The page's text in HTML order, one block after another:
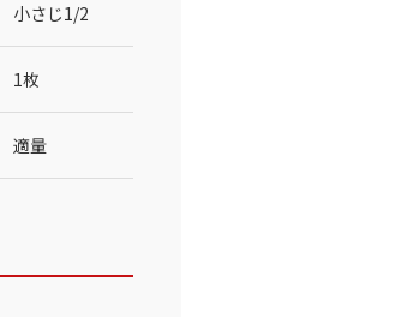
小さじ1/2
1枚
適量